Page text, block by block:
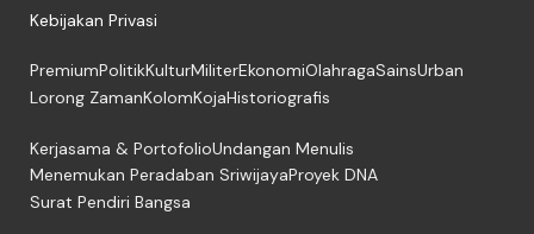
Kebijakan Privasi
PremiumPolitikKulturMiliterEkonomiOlahragaSainsUrban
Lorong ZamanKolomKojaHistoriografis
Kerjasama & PortofolioUndangan Menulis
Menemukan Peradaban SriwijayaProyek DNA
Surat Pendiri Bangsa